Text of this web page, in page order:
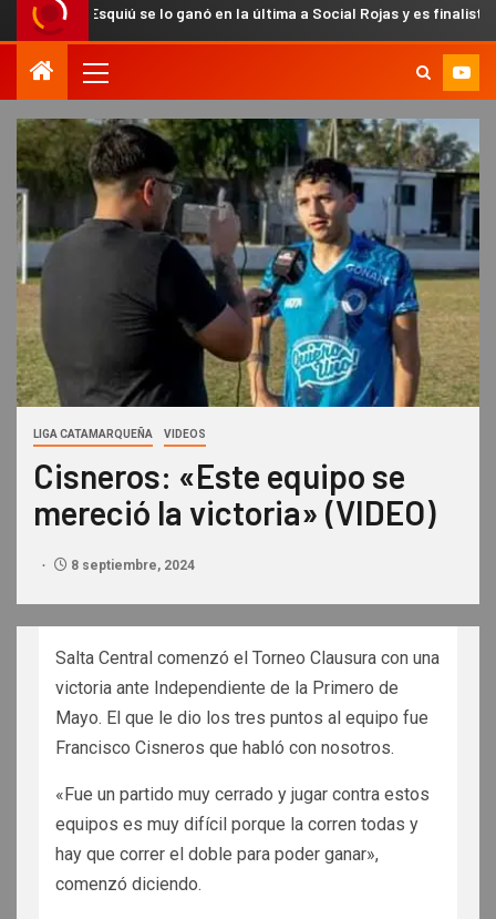
se lo ganó en la última a Social Rojas y es finalista del Anual
LIGA CATAMARQUEÑA VIDEOS
Cisneros: «Este equipo se
mereció la victoria» (VIDEO)
8 septiembre, 2024
Salta Central comenzó el Torneo Clausura con una
victoria ante Independiente de la Primero de
Mayo. El que le dio los tres puntos al equipo fue
Francisco Cisneros que habló con nosotros.
«Fue un partido muy cerrado y jugar contra estos
equipos es muy difícil porque la corren todas y
hay que correr el doble para poder ganar»,
comenzó diciendo.